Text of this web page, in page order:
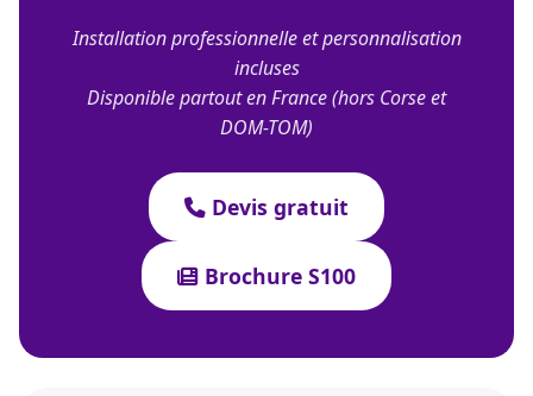
Installation professionnelle et personnalisation
incluses
Disponible partout en France (hors Corse et
DOM-TOM)
Devis gratuit
Brochure S100